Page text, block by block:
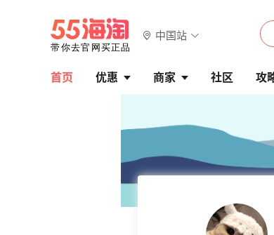
中国站
首页 优惠 商家 社区 攻